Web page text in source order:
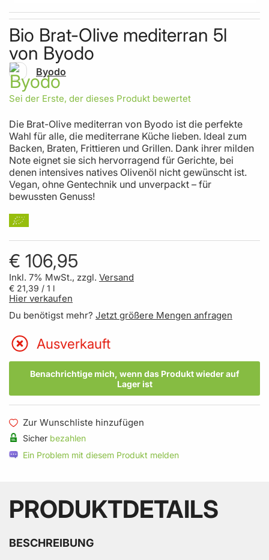
Skip to the beginning of the images gallery
Bio Brat-Olive mediterran 5l
von Byodo
Byodo
Sei der Erste, der dieses Produkt bewertet
Die Brat-Olive mediterran von Byodo ist die perfekte
Wahl für alle, die mediterrane Küche lieben. Ideal zum
Backen, Braten, Frittieren und Grillen. Dank ihrer milden
Note eignet sie sich hervorragend für Gerichte, bei
denen intensives natives Olivenöl nicht gewünscht ist.
Vegan, ohne Gentechnik und unverpackt – für
bewussten Genuss!
€ 106,95
Inkl. 7% MwSt., zzgl. Versand
€ 21,39 / 1 l
Hier verkaufen
Du benötigst mehr? Jetzt größere Mengen anfragen
Ausverkauft
Benachrichtige mich, wenn das Produkt wieder auf
Lager ist
Zur Wunschliste hinzufügen
Sicher bezahlen
Ein Problem mit diesem Produkt melden
PRODUKTDETAILS
BESCHREIBUNG